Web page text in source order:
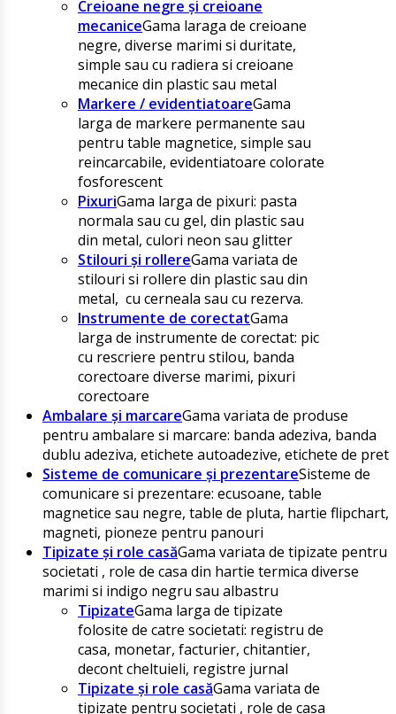
Creioane negre și creioane
mecaniceGama laraga de creioane
negre, diverse marimi si duritate,
simple sau cu radiera si creioane
mecanice din plastic sau metal
Markere / evidentiatoareGama
larga de markere permanente sau
pentru table magnetice, simple sau
reincarcabile, evidentiatoare colorate
fosforescent
PixuriGama larga de pixuri: pasta
normala sau cu gel, din plastic sau
din metal, culori neon sau glitter
Stilouri și rollereGama variata de
stilouri si rollere din plastic sau din
metal, cu cerneala sau cu rezerva.
Instrumente de corectatGama
larga de instrumente de corectat: pic
cu rescriere pentru stilou, banda
corectoare diverse marimi, pixuri
corectoare
Ambalare și marcareGama variata de produse
pentru ambalare si marcare: banda adeziva, banda
dublu adeziva, etichete autoadezive, etichete de pret
Sisteme de comunicare și prezentareSisteme de
comunicare si prezentare: ecusoane, table
magnetice sau negre, table de pluta, hartie flipchart,
magneti, pioneze pentru panouri
Tipizate și role casăGama variata de tipizate pentru
societati , role de casa din hartie termica diverse
marimi si indigo negru sau albastru
TipizateGama larga de tipizate
folosite de catre societati: registru de
casa, monetar, facturier, chitantier,
decont cheltuieli, registre jurnal
Tipizate și role casăGama variata de
tipizate pentru societati , role de casa